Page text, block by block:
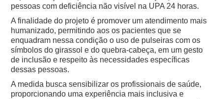
pessoas com deficiência não visível na UPA 24 horas.
A finalidade do projeto é promover um atendimento mais
humanizado, permitindo aos os pacientes que se
enquadram nessa condição o uso de pulseiras com os
símbolos do girassol e do quebra-cabeça, em um gesto
de inclusão e respeito às necessidades específicas
dessas pessoas.
A medida busca sensibilizar os profissionais de saúde,
proporcionando uma experiência mais inclusiva e